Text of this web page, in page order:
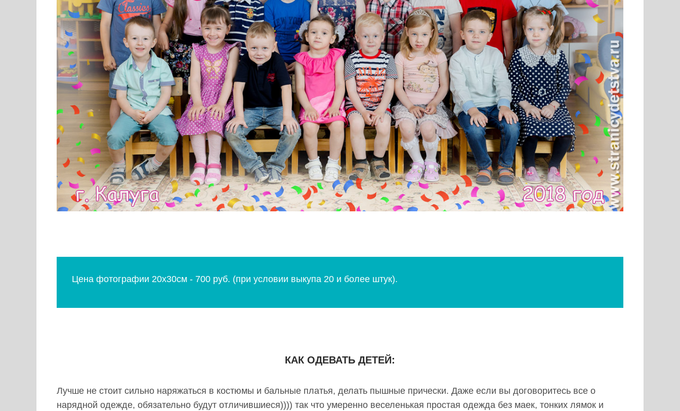
Цена фотографии 20х30см - 700 руб. (при условии выкупа 20 и более штук).
КАК ОДЕВАТЬ ДЕТЕЙ:
Лучше не стоит сильно наряжаться в костюмы и бальные платья, делать пышные прически. Даже если вы договоритесь все о
нарядной одежде, обязательно будут отличившиеся)))) так что умеренно веселенькая простая одежда без маек, тонких лямок и